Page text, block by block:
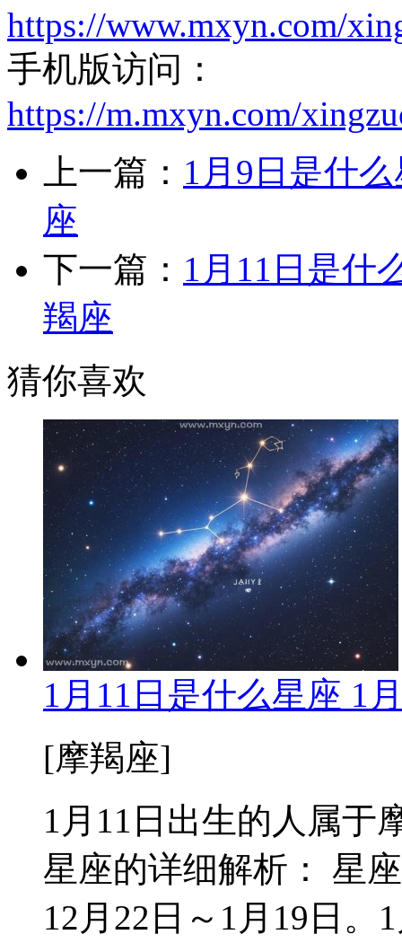
https://www.mxyn.com/
手机版访问：
https://m.mxyn.com/
上一篇： 1月9日是什
座
下一篇： 1月11日是什
羯座
猜你喜欢
1月11日是什么星座 1
[摩羯座]
1月11日出生的人属于
星座的详细解析： 星
12月22日～1月19日。